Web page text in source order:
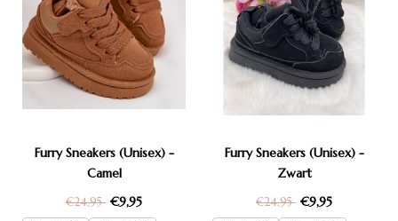
Furry Sneakers (Unisex) -
Camel
€24,95 €9,95
Furry Sneakers (Unisex) -
Zwart
€24,95 €9,95